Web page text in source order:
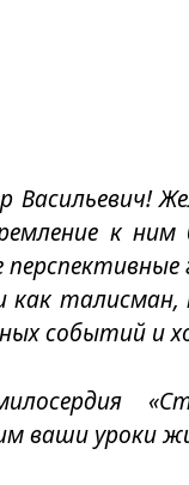
Васильевич!
к
как
событий и
ваши уроки